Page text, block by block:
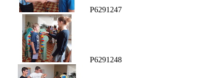
P6291247
P6291248